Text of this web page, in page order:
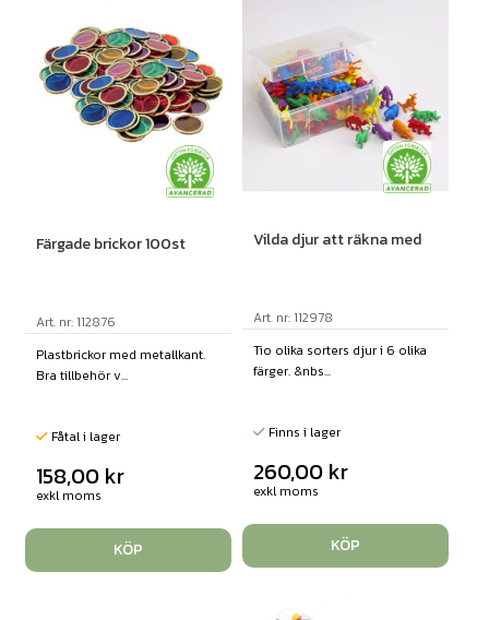
Färgade brickor 100st
Art. nr: 112876
Plastbrickor med metallkant.
Bra tillbehör v...
Fåtal i lager
158,00 kr
exkl moms
KÖP
Vilda djur att räkna med
Art. nr: 112978
Tio olika sorters djur i 6 olika
färger. &nbs...
Finns i lager
260,00 kr
exkl moms
KÖP